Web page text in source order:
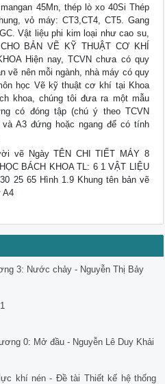
45Mn, thép lò xo 40Si Thép
vỏ máy: CT3,CT4, CT5. Gang
Vật liệu phi kim loại như cao su,
BẢN VẼ KỸ THUẬT CƠ KHÍ
Hiện nay, TCVN chưa có quy
vẽ nên mỗi ngành, nhà máy có quy
học Vẽ kỹ thuật cơ khí tại Khoa
khoa, chúng tôi đưa ra một mẫu
có đóng tập (chú ý theo TCVN
và A3 đứng hoặc ngang để có tính
vẽ Ngày TÊN CHI TIẾT MÁY 8
BÁCH KHOA TL: 6 1 VẬT LIỆU
25 65 Hình 1.9 Khung tên bản vẽ
A4
3: Nước chảy - Nguyễn Thị Bảy
0: Mở đầu - Nguyễn Lê Duy Khải
khí nén - Đề tài Thiết kế hệ thống